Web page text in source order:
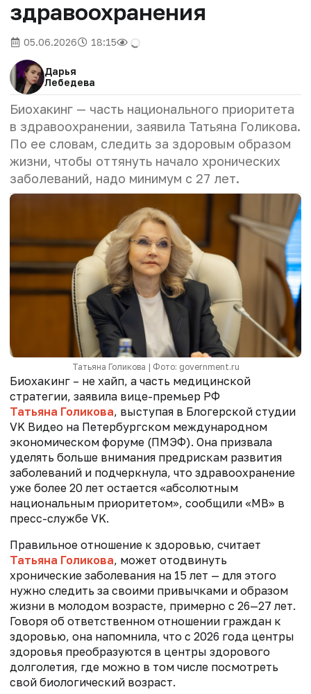
здравоохранения
05.06.2026 18:15
Дарья
Лебедева
Биохакинг — часть национального приоритета
в здравоохранении, заявила Татьяна Голикова.
По ее словам, следить за здоровым образом
жизни, чтобы оттянуть начало хронических
заболеваний, надо минимум с 27 лет.
Татьяна Голикова | Фото: government.ru
Биохакинг – не хайп, а часть медицинской
стратегии, заявила вице-премьер РФ
Татьяна Голикова, выступая в Блогерской студии
VK Видео на Петербургском международном
экономическом форуме (ПМЭФ). Она призвала
уделять больше внимания предрискам развития
заболеваний и подчеркнула, что здравоохранение
уже более 20 лет остается «абсолютным
национальным приоритетом», сообщили «МВ» в
пресс-службе VK.
Правильное отношение к здоровью, считает
Татьяна Голикова, может отодвинуть
хронические заболевания на 15 лет — для этого
нужно следить за своими привычками и образом
жизни в молодом возрасте, примерно с 26—27 лет.
Говоря об ответственном отношении граждан к
здоровью, она напомнила, что с 2026 года центры
здоровья преобразуются в центры здорового
долголетия, где можно в том числе посмотреть
свой биологический возраст.